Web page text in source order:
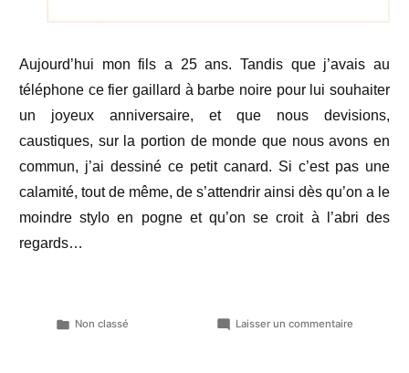
Aujourd’hui mon fils a 25 ans. Tandis que j’avais au
téléphone ce fier gaillard à barbe noire pour lui souhaiter
un joyeux anniversaire, et que nous devisions,
caustiques, sur la portion de monde que nous avons en
commun, j’ai dessiné ce petit canard. Si c’est pas une
calamité, tout de même, de s’attendrir ainsi dès qu’on a le
moindre stylo en pogne et qu’on se croit à l’abri des
regards…
Publié
Non classé Laisser un commentaire